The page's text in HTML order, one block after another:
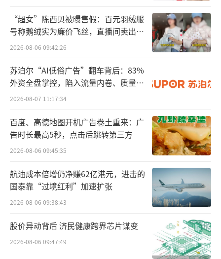
续提供智能驾驶、智能座舱、智能汽车数字平
台等核心解决方案，而阿维塔则继续负责整车
开发、产品定义和整车集成。华为虽不直接持
有阿维塔股权，但双方已从单纯的供应商关系
升级为资本层面的深度绑定。
亿
阿维塔的前身是长安汽车与蔚来汽车于201
8年7月联合投资设立的长安蔚来新能源汽车科
技有限公司。彼时，李斌担任董事长，长安和
蔚来各持股45%。2021年蔚来退出后，公司更
投资者，形成了“CHN（长安、华为、宁德时
代）”协同模式。
“超女”陈西贝被曝售假：百元羽绒服
号称鹅绒实为廉价飞丝，直播间卖出超
百万元
2026-08-06 09:42:26
苏泊尔“AI低俗广告”翻车背后：83%
外资全盘掌控，陷入流量内卷、质量频
发的负循环
2026-08-07 11:17:34
百度、高德地图开机广告卷土重来：广
告时长最高5秒，点击后跳转第三方
2026-08-06 09:45:35
航油成本倍增仍净赚62亿港元，进击的
国泰靠“过境红利”加速扩张
2026-08-06 09:38:43
股价异动背后 济民健康跨界芯片谋变
2026-08-06 09:47:49